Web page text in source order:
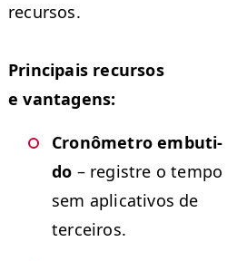
recursos.
Prin­ci­pais recur­sos
e vantagens:
Cronômetro embu­ti­
do – reg­istre o tem­po
sem aplica­tivos de
terceiros.